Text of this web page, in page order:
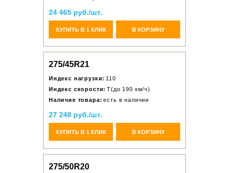
24 465 руб./шт.
КУПИТЬ В 1 КЛИК В КОРЗИНУ
275/45R21
Индекс нагрузки: 110
Индекс скорости: T(до 190 км/ч)
Наличие товара: есть в наличии
27 248 руб./шт.
КУПИТЬ В 1 КЛИК В КОРЗИНУ
275/50R20